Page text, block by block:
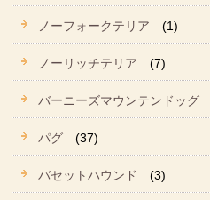
ノーフォークテリア (1)
ノーリッチテリア (7)
バーニーズマウンテンドッグ
パグ (37)
バセットハウンド (3)